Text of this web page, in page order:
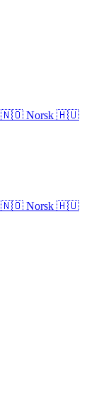
🇳🇴 Norsk 🇭🇺
🇳🇴 Norsk 🇭🇺